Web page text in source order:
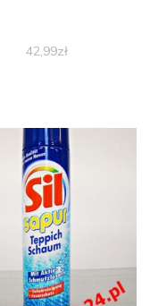
42,99zł